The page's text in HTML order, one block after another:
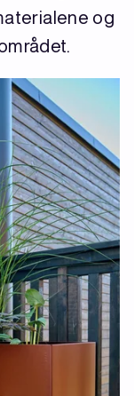
og